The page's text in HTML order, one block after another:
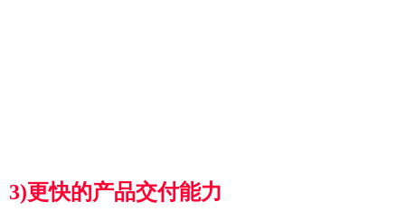
3)更快的产品交付能力